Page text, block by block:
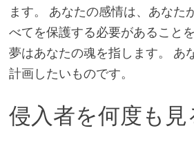
ます。 あなたの感情は、あなた
べてを保護する必要があること
夢はあなたの魂を指します。 あ
計画したいものです。
侵入者を何度も見